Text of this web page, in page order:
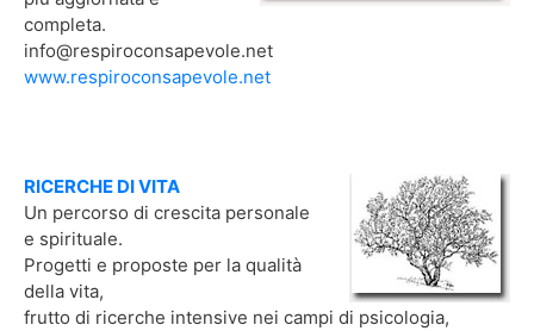
completa.
info@respiroconsapevole.net
www.respiroconsapevole.net
RICERCHE DI VITA
Un percorso di crescita personale
e spirituale.
Progetti e proposte per la qualità
della vita,
frutto di ricerche intensive nei campi di psicologia,